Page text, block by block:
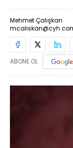
Mehmet Çalışkan
ABONE OL